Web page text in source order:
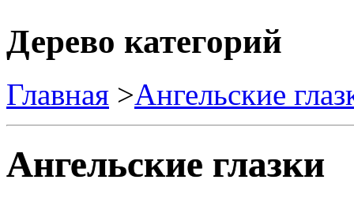
Дерево категорий
Главная >Ангельские
Ангельские глазки